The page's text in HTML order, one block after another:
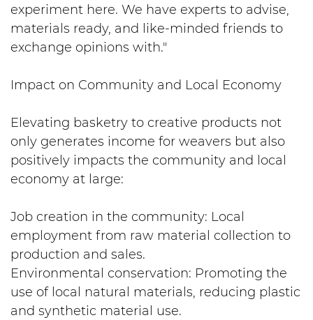
experiment here. We have experts to advise,
materials ready, and like-minded friends to
exchange opinions with."
Impact on Community and Local Economy
Elevating basketry to creative products not
only generates income for weavers but also
positively impacts the community and local
economy at large:
Job creation in the community: Local
employment from raw material collection to
production and sales.
Environmental conservation: Promoting the
use of local natural materials, reducing plastic
and synthetic material use.